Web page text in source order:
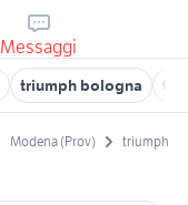
Messaggi
triumph bologna
Modena (Prov) triumph